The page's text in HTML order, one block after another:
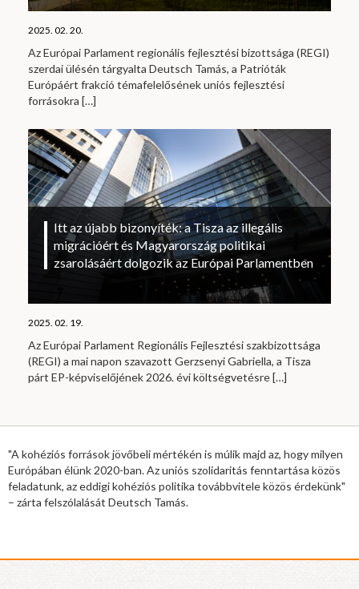
2025. 02. 20.
Az Európai Parlament regionális fejlesztési bizottsága (REGI)
szerdai ülésén tárgyalta Deutsch Tamás, a Patrióták
Európáért frakció témafelelősének uniós fejlesztési
forrásokra […]
Itt az újabb bizonyíték: a Tisza az illegális
migrációért és Magyarország politikai
zsarolásáért dolgozik az Európai Parlamentben
2025. 02. 19.
Az Európai Parlament Regionális Fejlesztési szakbizottsága
(REGI) a mai napon szavazott Gerzsenyi Gabriella, a Tisza
párt EP-képviselőjének 2026. évi költségvetésre[…]
"A kohéziós források jövőbeli mértékén is múlik majd az, hogy milyen
Európában élünk 2020-ban. Az uniós szolidaritás fenntartása közös
feladatunk, az eddigi kohéziós politika továbbvitele közös érdekünk"
– zárta felszólalását Deutsch Tamás.